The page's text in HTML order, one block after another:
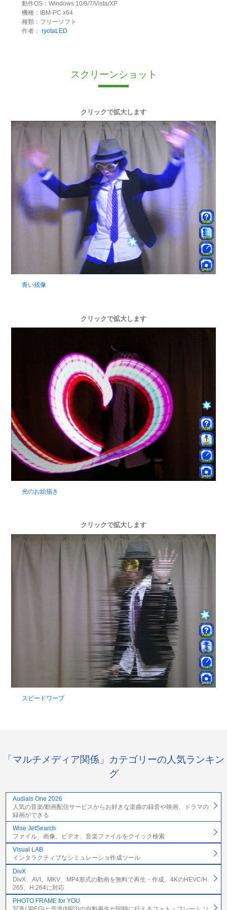
動作OS：Windows 10/8/7/Vista/XP
機種：IBM-PC x64
種類：フリーソフト
作者： ryotaLED
スクリーンショット
クリックで拡大します
青い残像
クリックで拡大します
光のお絵描き
クリックで拡大します
スピードワープ
「マルチメディア関係」カテゴリーの人気ランキン
グ
Audials One 2026
人気の音楽/動画配信サービスからお好きな楽曲の録音や映画、ドラマの
録画ができる
Wise JetSearch
ファイル、画像、ビデオ、音楽ファイルをクイック検索
Visual LAB
インタラクティブなシミュレーショ作成ツール
DivX
DivX、AVI、MKV、MP4形式の動画を無料で再生・作成、4KのHEVC/H.
265、H.264に対応
PHOTO FRAME for YOU